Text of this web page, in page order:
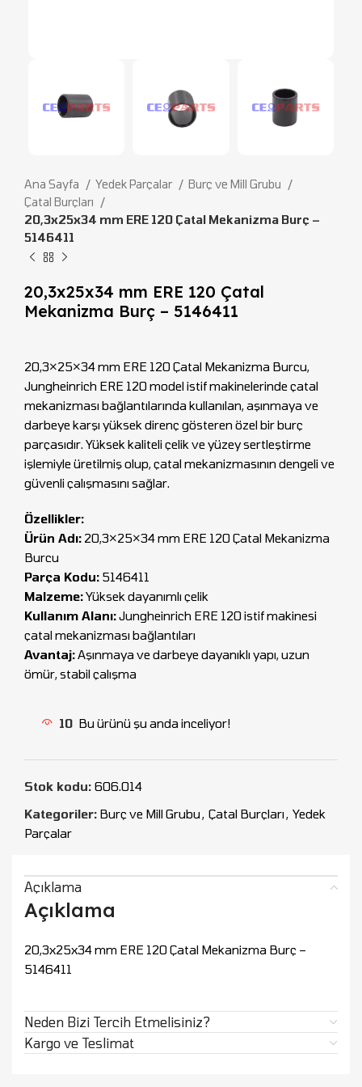
Ana Sayfa Yedek Parçalar
Burç ve Mill Grubu
Çatal Burçları
20,3x25x34 mm ERE 120 Çatal Mekanizma Burç –
5146411
20,3x25x34 mm ERE 120 Çatal
Mekanizma Burç – 5146411
20,3×25×34 mm ERE 120 Çatal Mekanizma Burcu,
Jungheinrich ERE 120 model istif makinelerinde çatal
mekanizması bağlantılarında kullanılan, aşınmaya ve
darbeye karşı yüksek direnç gösteren özel bir burç
parçasıdır. Yüksek kaliteli çelik ve yüzey sertleştirme
işlemiyle üretilmiş olup, çatal mekanizmasının dengeli ve
güvenli çalışmasını sağlar.
Özellikler:
Ürün Adı: 20,3×25×34 mm ERE 120 Çatal Mekanizma
Burcu
Parça Kodu: 5146411
Malzeme:Yüksek dayanımlı çelik
Kullanım Alanı:Jungheinrich ERE 120 istif makinesi
çatal mekanizması bağlantıları
Avantaj:Aşınmaya ve darbeye dayanıklı yapı, uzun
ömür, stabil çalışma
10 Bu ürünü şu anda inceliyor!
Stok kodu: 606.014
Kategoriler: Burç ve Mill Grubu, Çatal Burçları, Yedek
Parçalar
Açıklama
Açıklama
20,3x25x34 mm ERE 120 Çatal Mekanizma Burç –
5146411
Neden Bizi Tercih Etmelisiniz?
Kargo ve Teslimat